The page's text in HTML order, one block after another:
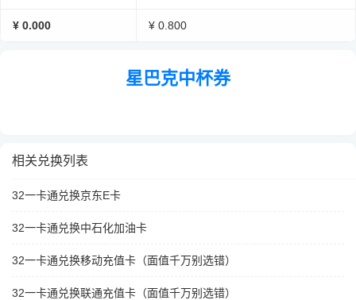
¥ 0.000 ¥ 0.800
星巴克中杯券
相关兑换列表
32一卡通兑换京东E卡
32一卡通兑换中石化加油卡
32一卡通兑换移动充值卡（面值千万别选错）
32一卡通兑换联通充值卡（面值千万别选错）